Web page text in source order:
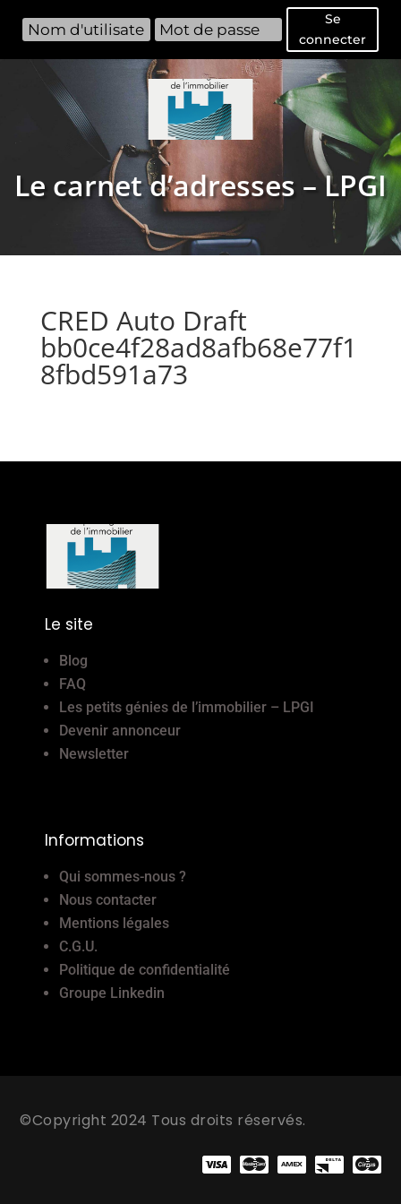
Se
connecter
Le carnet d’adresses – LPGI
CRED Auto Draft
bb0ce4f28ad8afb68e77f1
8fbd591a73
Le site
Blog
FAQ
Les petits génies de l’immobilier – LPGI
Devenir annonceur
Newsletter
Informations
Qui sommes-nous ?
Nous contacter
Mentions légales
C.G.U.
Politique de confidentialité
Groupe Linkedin
©Copyright 2024 Tous droits réservés.